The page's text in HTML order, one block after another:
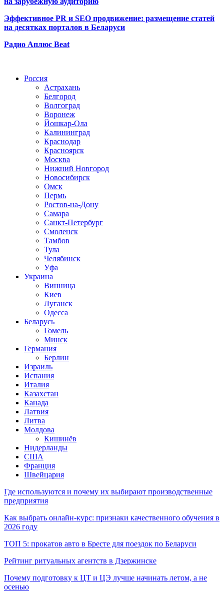
Эффективное PR и SEO продвижение: размещение статей
на десятках порталов в Беларуси
Радио Аплюс Beat
Россия
Астрахань
Белгород
Волгоград
Воронеж
Йошкар-Ола
Калининград
Краснодар
Красноярск
Москва
Нижний Новгород
Новосибирск
Омск
Пермь
Ростов-на-Дону
Самара
Санкт-Петербург
Смоленск
Тамбов
Тула
Челябинск
Уфа
Украина
Винница
Киев
Луганск
Одесса
Беларусь
Гомель
Минск
Германия
Берлин
Израиль
Испания
Италия
Казахстан
Канада
Латвия
Литва
Молдова
Кишинёв
Нидерланды
США
Франция
Швейцария
Где используются и почему их выбирают производственные
предприятия
Как выбрать онлайн-курс: признаки качественного обучения в
2026 году
ТОП 5: прокатов авто в Бресте для поездок по Беларуси
Рейтинг ритуальных агентств в Дзержинске
Почему подготовку к ЦТ и ЦЭ лучше начинать летом, а не
осенью